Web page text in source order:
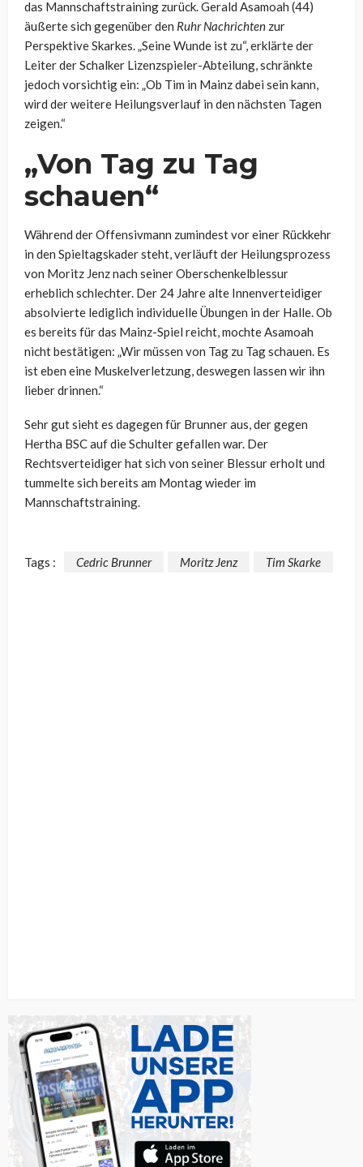
das Mannschaftstraining zurück. Gerald Asamoah (44)
äußerte sich gegenüber den Ruhr Nachrichten zur
Perspektive Skarkes. „Seine Wunde ist zu“, erklärte der
Leiter der Schalker Lizenzspieler-Abteilung, schränkte
jedoch vorsichtig ein: „Ob Tim in Mainz dabei sein kann,
wird der weitere Heilungsverlauf in den nächsten Tagen
zeigen.“
„Von Tag zu Tag
schauen“
Während der Offensivmann zumindest vor einer Rückkehr
in den Spieltagskader steht, verläuft der Heilungsprozess
von Moritz Jenz nach seiner Oberschenkelblessur
erheblich schlechter. Der 24 Jahre alte Innenverteidiger
absolvierte lediglich individuelle Übungen in der Halle. Ob
es bereits für das Mainz-Spiel reicht, mochte Asamoah
nicht bestätigen: „Wir müssen von Tag zu Tag schauen. Es
ist eben eine Muskelverletzung, deswegen lassen wir ihn
lieber drinnen.“
Sehr gut sieht es dagegen für Brunner aus, der gegen
Hertha BSC auf die Schulter gefallen war. Der
Rechtsverteidiger hat sich von seiner Blessur erholt und
tummelte sich bereits am Montag wieder im
Mannschaftstraining.
Tags : Cedric Brunner Moritz Jenz Tim Skarke